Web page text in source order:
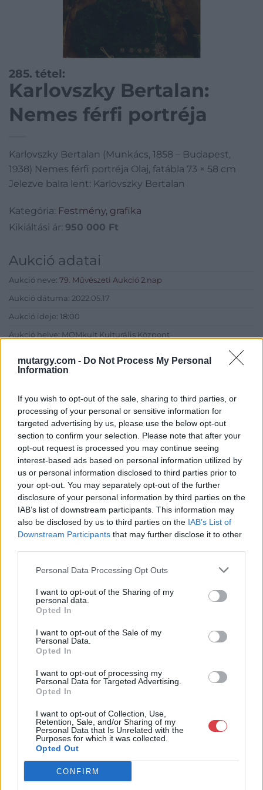
mutargy.com - Do Not Process My Personal
Information
If you wish to opt-out of the sale, sharing to third parties, or
processing of your personal or sensitive information for
targeted advertising by us, please use the below opt-out
section to confirm your selection. Please note that after your
opt-out request is processed you may continue seeing
interest-based ads based on personal information utilized by
us or personal information disclosed to third parties prior to
your opt-out. You may separately opt-out of the further
disclosure of your personal information by third parties on the
IAB’s list of downstream participants. This information may
also be disclosed by us to third parties on the IAB’s List of
Downstream Participants that may further disclose it to other
Personal Data Processing Opt Outs
I want to opt-out of the Sharing of my
personal data.
Opted In
I want to opt-out of the Sale of my
Personal Data.
Opted In
I want to opt-out of processing my
Personal Data for Targeted Advertising.
Opted In
I want to opt-out of Collection, Use,
Retention, Sale, and/or Sharing of my
Personal Data that Is Unrelated with the
Purposes for which it was collected.
Opted Out
CONFIRM
285. tétel:
Karlovszky Bertalan:
Nemes férfi portréja
Karlovszky Bertalan (Munkács, 1858 – Budapest,
1938) Nemes férfi portréja Olaj, fatábla 73 × 58 cm
Jelezve balra lent: Karlovszky Bertalan
Kategória: Festmény, grafika
Kikiáltási ár: 950 000 Ft
Aukció adatai
Aukció neve: 79. Művészeti Aukció 2.nap
Aukció dátuma: 2022.05.17
Aukció ideje: 18:00
Aukció helye: MOMkult Kulturális Központ
Eladó:BÁV ART Aukciósház és
Galéria
Cím: BÁV ZRt.
1027 Budapest, Csalogány u.
23-33.
Telefon: (06 1) 331 0513
Weboldal: http://bav-art.hu
Bemutatkozás: Az ország legnagyobb múltú, 240 esztendeje
jogfolytonosan működő magyar vállalkozásaként a BÁV ZRt.
óriási tapasztalatával, szakmai tekintélyével és
megbízhatóságával hagyományosan a magyar
megújult BÁV Aukciósház mára a magyarországi
műkereskedelem egyik legfontosabb színterévé, kereskedelmi
és árverési központtá vált. . Hazánk legnagyobb
műkereskedelmi üzlethálózatával rendelkező BÁV ZRt.
eladni, vagy venni kívánók rendelkezésére.
KAPCSOLÓDÓ MŰTÁRGYAK